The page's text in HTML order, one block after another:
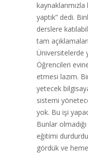
yaptık” dedi.
derslere
tam
Üniversitelerde
Öğrencileri
etmesi lazım.
yetecek
sistemi
yok. Bu işi
Bunlar
eğitimi
gördük ve